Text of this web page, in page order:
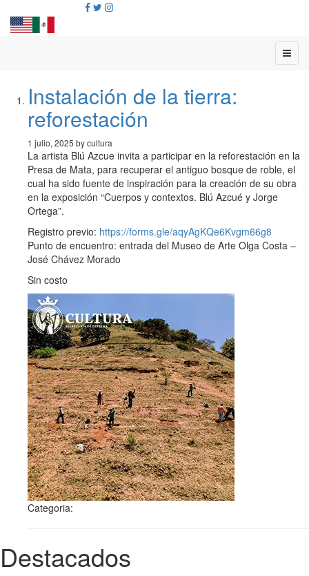
Instalación de la tierra:
reforestación
1 julio, 2025 by cultura
La artista Blú Azcue invita a participar en la reforestación en la
Presa de Mata, para recuperar el antiguo bosque de roble, el
cual ha sido fuente de inspiración para la creación de su obra
en la exposición “Cuerpos y contextos. Blú Azcué y Jorge
Ortega”.
Registro previo: https://forms.gle/aqyAgKQe6Kvgm66g8
Punto de encuentro: entrada del Museo de Arte Olga Costa –
José Chávez Morado
Sin costo
Categoria:
Destacados